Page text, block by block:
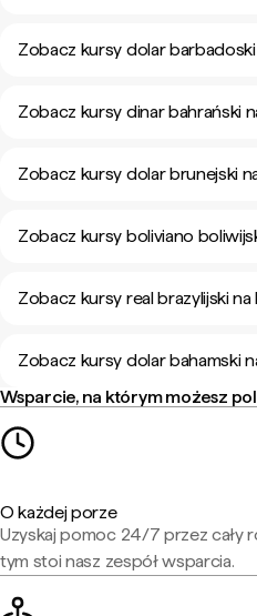
Zobacz kursy dolar
Zobacz kursy dinar bahrański
Zobacz kursy dolar brunejski
Zobacz kursy boliviano
Zobacz kursy real brazylijski
Zobacz kursy dolar bahamski
Wsparcie, na którym możesz
O każdej porze
Uzyskaj pomoc 24/7 przez cały
tym stoi nasz zespół wsparcia.